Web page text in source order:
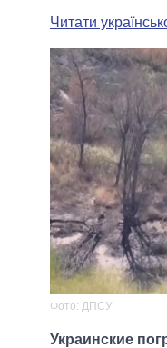
Читати
Фото: ДПСУ
Украинские